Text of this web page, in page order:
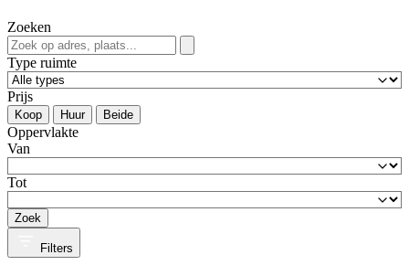
Zoeken
Type ruimte
Prijs
Koop Huur Beide
Oppervlakte
Van
Tot
Zoek
Filters